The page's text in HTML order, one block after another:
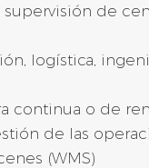
de
logística,
continua o de
de las
(WMS)